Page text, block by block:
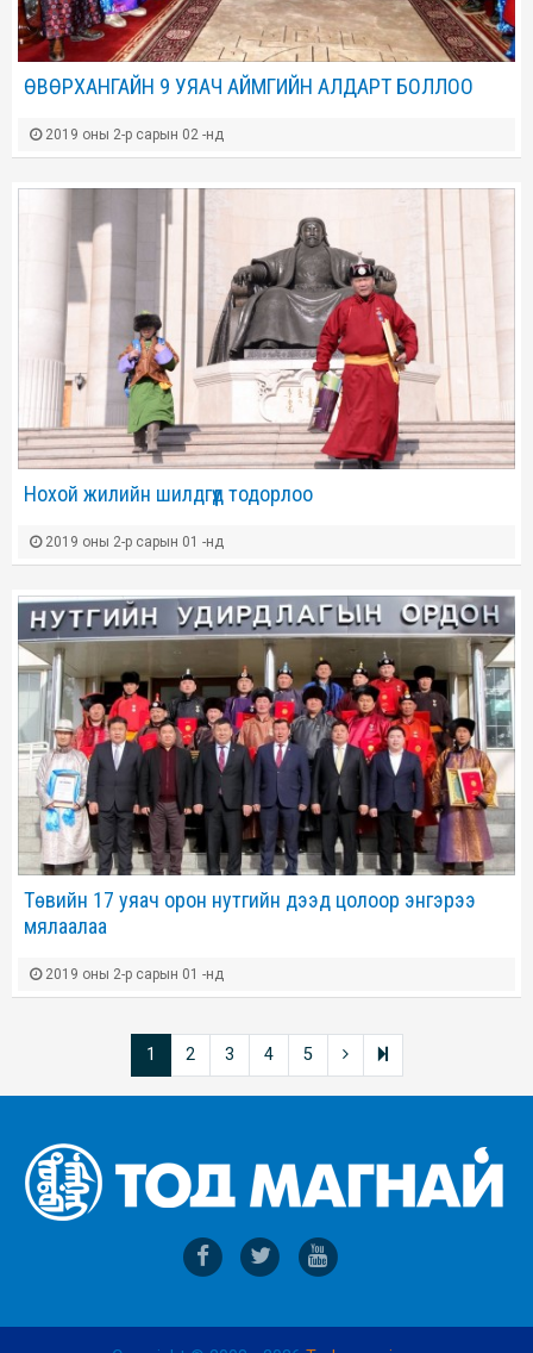
ӨВӨРХАНГАЙН 9 УЯАЧ АЙМГИЙН АЛДАРТ БОЛЛОО
2019 оны 2-р сарын 02 -нд
Нохой жилийн шилдгүүд тодорлоо
2019 оны 2-р сарын 01 -нд
Төвийн 17 уяач орон нутгийн дээд цолоор энгэрээ
мялаалаа
2019 оны 2-р сарын 01 -нд
1 2 3 4 5